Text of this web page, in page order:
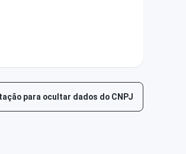
para ocultar dados do CNPJ